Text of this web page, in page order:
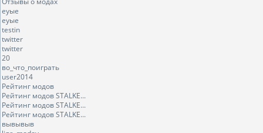
еуые
еуые
testin
twitter
twitter
20
во_что_поиграть
user2014
Рейтинг модов
Рейтинг модов STALKE...
Рейтинг модов STALKE...
Рейтинг модов STALKE...
вывывыв